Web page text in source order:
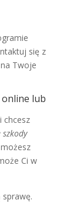
się z
Twoje
online lub
chcesz
szkody
Ci w